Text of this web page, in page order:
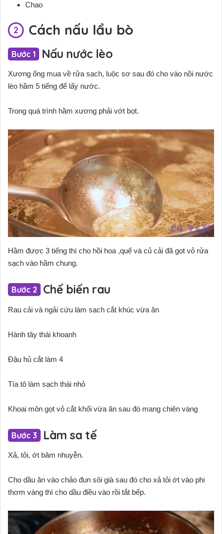
Chao
Cách nấu lẩu bò
Nấu nước lèo
Xương ống mua về rửa sạch, luộc sơ sau đó cho vào nồi nước
lèo hầm 5 tiếng để lấy nước.
Trong quá trình hầm xương phải vớt bọt.
Hầm được 3 tiếng thì cho hồi hoa ,quế và củ cải đã gọt vỏ rửa
sạch vào hầm chung.
Chế biến rau
Rau cải và ngải cứu làm sạch cắt khúc vừa ăn
Hành tây thái khoanh
Đậu hủ cắt làm 4
Tía tô làm sạch thái nhỏ
Khoai môn gọt vỏ cắt khối vừa ăn sau đó mang chiên vàng
Làm sa tế
Xả, tỏi, ớt băm nhuyễn.
Cho dầu ăn vào chảo đun sôi già sau đó cho xả tỏi ớt vào phi
thơm vàng thì cho dầu điều vào rồi tắt bếp.